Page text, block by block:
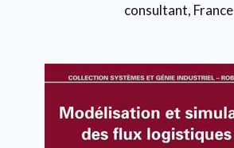
consultant, France